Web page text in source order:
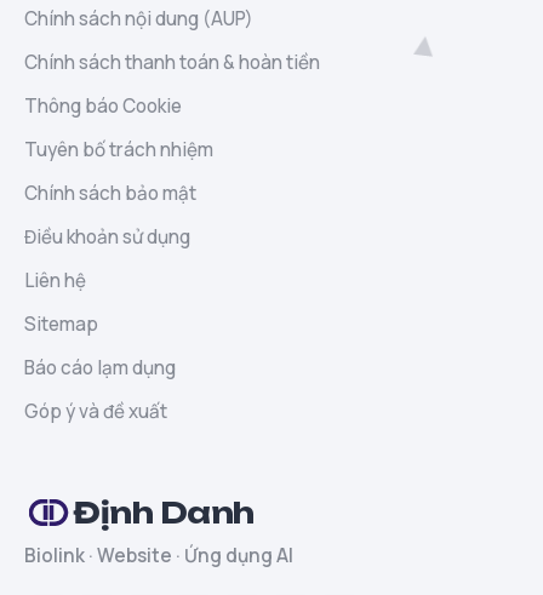
Chính sách nội dung (AUP)
Chính sách thanh toán & hoàn tiền
Thông báo Cookie
Tuyên bố trách nhiệm
Chính sách bảo mật
Điều khoản sử dụng
Liên hệ
Sitemap
Báo cáo lạm dụng
Góp ý và đề xuất
Định Danh
Biolink · Website · Ứng dụng AI